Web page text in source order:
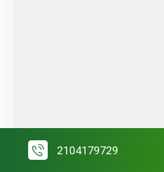
2104179729